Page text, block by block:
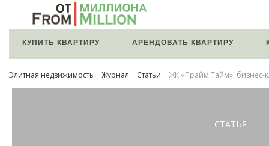
КУПИТЬ КВАРТИРУ АРЕНДОВАТЬ КВАРТИРУ
Элитная недвижимость Журнал Статьи ЖК «Прайм Тайм»: бизнес-
СТАТЬЯ